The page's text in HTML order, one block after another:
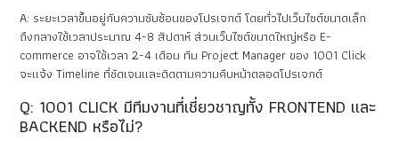
A: ระยะเวลาขึ้นอยู่กับความซับซ้อนของโปรเจกต์ โดยทั่วไปเว็บไซต์ขนาดเล็ก
ถึงกลางใช้เวลาประมาณ 4-8 สัปดาห์ ส่วนเว็บไซต์ขนาดใหญ่หรือ E-
commerce อาจใช้เวลา 2-4 เดือน ทีม Project Manager ของ 1001 Click
จะแจ้ง Timeline ที่ชัดเจนและติดตามความคืบหน้าตลอดโปรเจกต์
Q: 1001 CLICK มีทีมงานที่เชี่ยวชาญทั้ง FRONTEND และ
BACKEND หรือไม่?